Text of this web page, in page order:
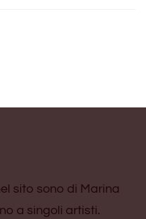
sito sono di Marina
a singoli artisti.